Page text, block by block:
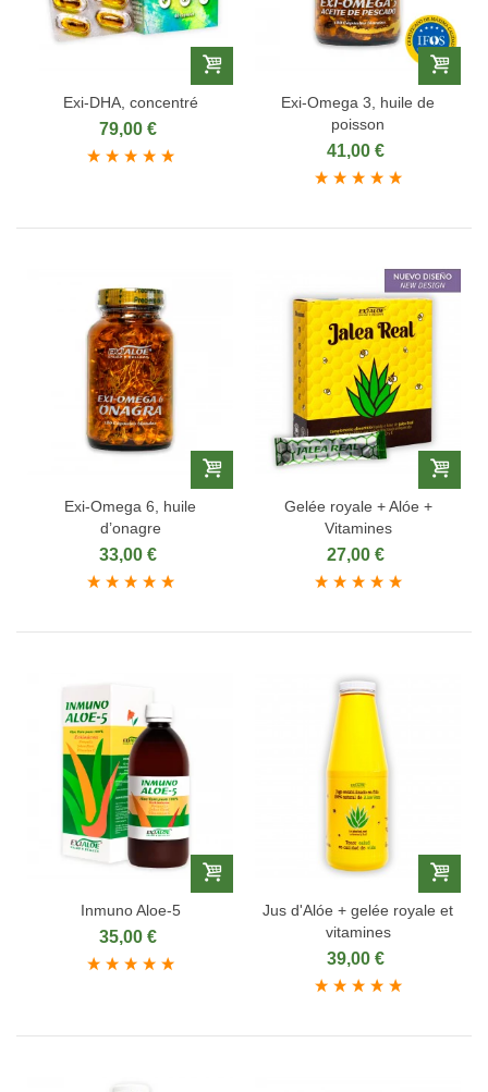
Exi‑DHA, concentré
79,00 €
Exi‑Omega 3, huile de
poisson
41,00 €
Exi‑Omega 6, huile
d’onagre
33,00 €
Gelée royale + Alóe +
Vitamines
27,00 €
Inmuno Aloe-5
35,00 €
Jus d'Alóe + gelée royale et
vitamines
39,00 €